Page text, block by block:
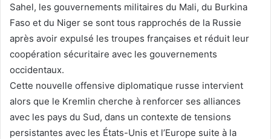
Sahel, les gouvernements militaires du Mali, du Burkina
Faso et du Niger se sont tous rapprochés de la Russie
après avoir expulsé les troupes françaises et réduit leur
coopération sécuritaire avec les gouvernements
occidentaux.
Cette nouvelle offensive diplomatique russe intervient
alors que le Kremlin cherche à renforcer ses alliances
avec les pays du Sud, dans un contexte de tensions
persistantes avec les États-Unis et l’Europe suite à la